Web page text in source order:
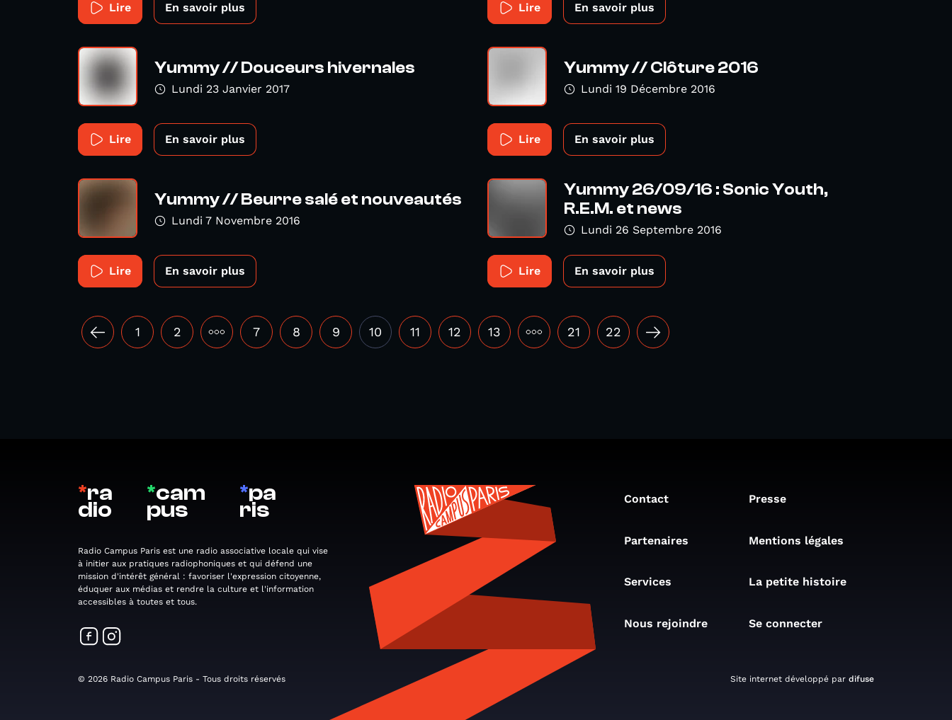
Lire En savoir plus Lire En savoir plus
Yummy // Douceurs hivernales
Lundi 23 Janvier 2017
Lire En savoir plus
Yummy // Clôture 2016
Lundi 19 Décembre 2016
Lire En savoir plus
Yummy // Beurre salé et nouveautés
Lundi 7 Novembre 2016
Lire En savoir plus
Yummy 26/09/16 : Sonic Youth,
R.E.M. et news
Lundi 26 Septembre 2016
Lire En savoir plus
1 2 ••• 7 8 9 10 11 12 13 ••• 21 22
*ra
dio
*cam
pus
*pa
ris
Radio Campus Paris est une radio associative locale qui vise
à initier aux pratiques radiophoniques et qui défend une
mission d'intérêt général : favoriser l'expression citoyenne,
éduquer aux médias et rendre la culture et l'information
accessibles à toutes et tous.
Contact Presse
Partenaires Mentions légales
Services La petite histoire
Nous rejoindre Se connecter
© 2026 Radio Campus Paris - Tous droits réservés Site internet développé par difuse